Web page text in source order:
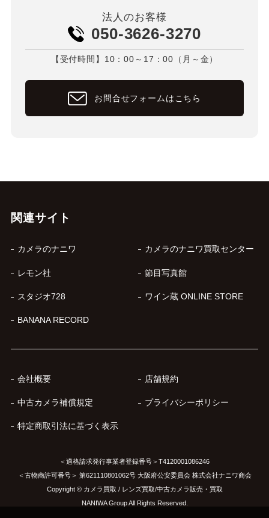
法人のお客様
050-3626-3270
【受付時間】10：00～17：00（月～金）
お問合せフォームはこちら
関連サイト
カメラのナニワ カメラのナニワ買取センター
レモン社 節目写真館
スタジオ728 ワイン蔵 ONLINE STORE
BANANA RECORD
会社概要 店舗規約
中古カメラ補償規定 プライバシーポリシー
特定商取引法に基づく表示
＜適格請求発行事業者登録番号＞T4120001086246
＜古物商許可番号＞ 第621110801062号 大阪府公安委員会 株式会社ナニワ商会
Copyright © カメラ買取 / レンズ買取/中古カメラ販売・買取
NANIWA Group All Rights Reserved.